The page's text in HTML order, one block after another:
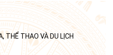
THỂ THAO VÀ DU LỊCH